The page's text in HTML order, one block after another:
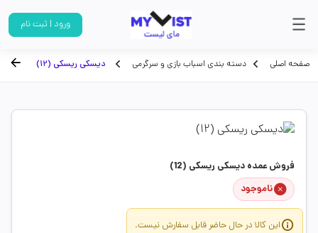
ورود | ثبت نام
صفحه اصلی دسته بندی اسباب بازی و سرگرمی دیسکی ریسکی (12)
فروش عمده دیسکی ریسکی (12)
ناموجود
این کالا در حال حاضر قابل سفارش نیست.